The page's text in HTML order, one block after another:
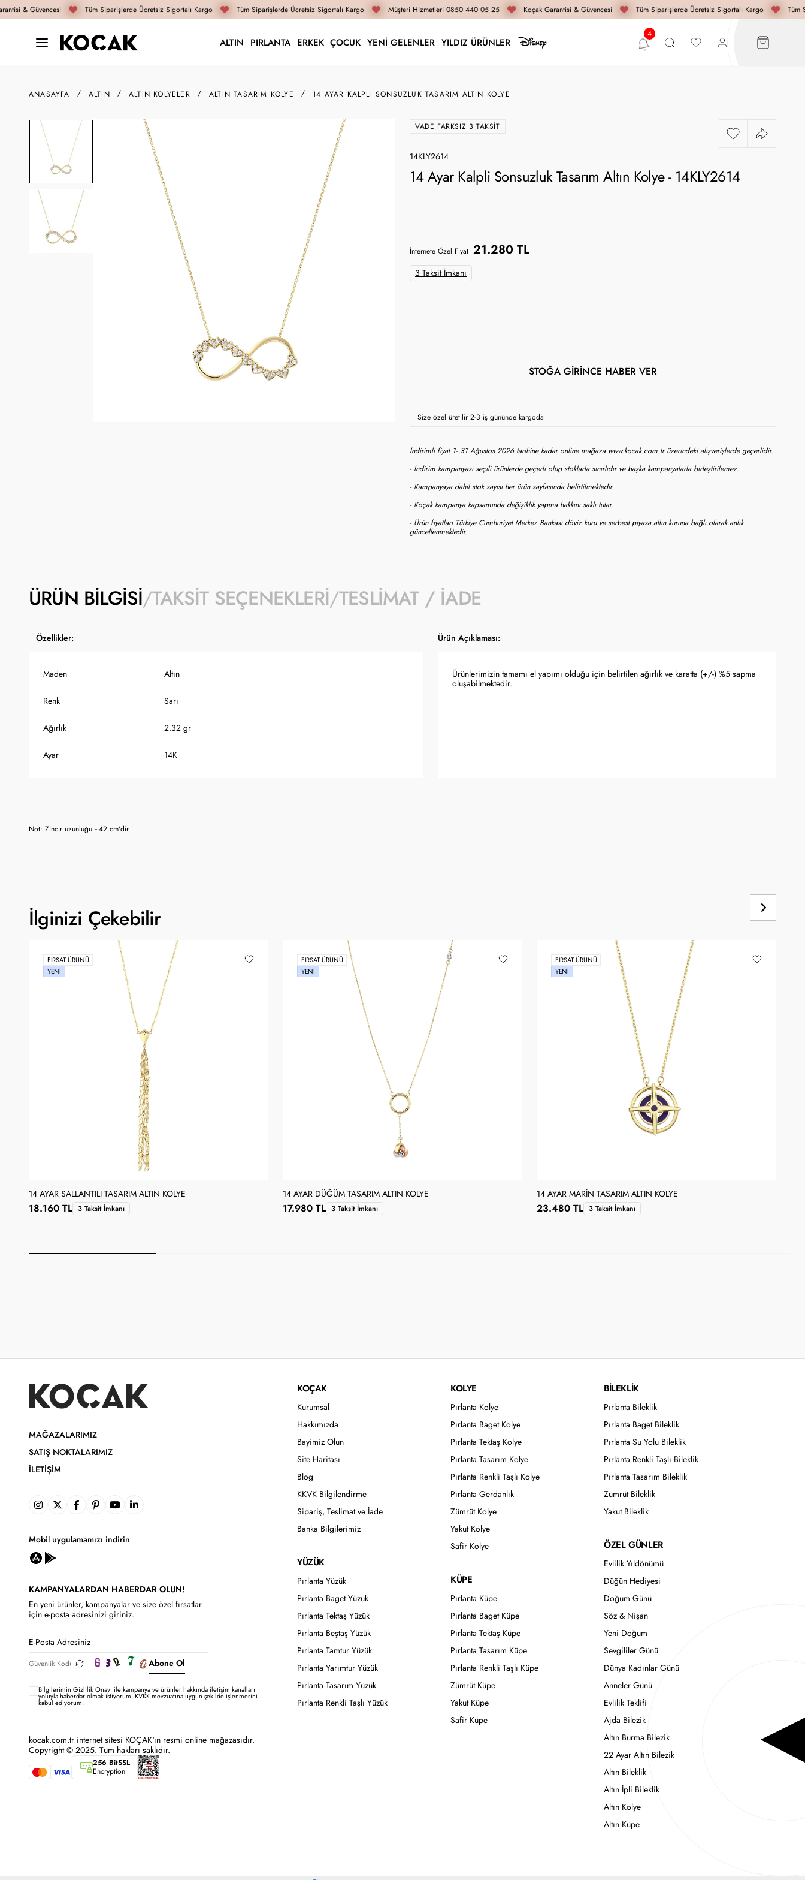
& Güvencesi Tüm Siparişlerde Ücretsiz Sigortalı Kargo Tüm Siparişlerde Ücretsiz Sigortalı Kargo Müşteri Hizmetleri 0850 440 05 25 Koçak Garantisi & Güvencesi Tüm Siparişlerde Ücretsiz Sigortalı Kargo Tüm
ALTIN PIRLANTA ERKEK ÇOCUK YENİ GELENLER YILDIZ ÜRÜNLER
ANASAYFA ALTIN ALTIN KOLYELER ALTIN TASARIM KOLYE 14 AYAR KALPLI SONSUZLUK TASARIM ALTIN KOLYE
VADE FARKSIZ 3 TAKSIT
14KLY2614
14 Ayar Kalpli Sonsuzluk Tasarım Altın Kolye - 14KLY2614
İnternete Özel Fiyat 21.280 TL
3 Taksit İmkanı
STOĞA GIRINCE HABER VER
Size özel üretilir 2-3 iş gününde kargoda
İndirimli fiyat 1- 31 Ağustos 2026 tarihine kadar online mağaza www.kocak.com.tr üzerindeki alışverişlerde geçerlidir.
- İndirim kampanyası seçili ürünlerde geçerli olup stoklarla sınırlıdır ve başka kampanyalarla birleştirilemez.
- Kampanyaya dahil stok sayısı her ürün sayfasında belirtilmektedir.
- Koçak kampanya kapsamında değişiklik yapma hakkını saklı tutar.
- Ürün fiyatları Türkiye Cumhuriyet Merkez Bankası döviz kuru ve serbest piyasa altın kuruna bağlı olarak anlık
güncellenmektedir.
ÜRÜN BILGISI TAKSIT SEÇENEKLERI TESLIMAT / İADE
Özellikler: Ürün Açıklaması:
Maden Altın
Renk Sarı
Ağırlık 2.32 gr
Ayar 14K
Ürünlerimizin tamamı el yapımı olduğu için belirtilen ağırlık ve karatta (+/-) %5 sapma
oluşabilmektedir.
Not: Zincir uzunluğu ~42 cm'dir.
İlginizi Çekebilir
FIRSAT ÜRÜNÜ
YENI
14 AYAR SALLANTILI TASARIM ALTIN KOLYE
18.160 TL 3 Taksit İmkanı
FIRSAT ÜRÜNÜ
YENI
14 AYAR DÜĞÜM TASARIM ALTIN KOLYE
17.980 TL 3 Taksit İmkanı
FIRSAT ÜRÜNÜ
YENI
14 AYAR MARIN TASARIM ALTIN KOLYE
23.480 TL 3 Taksit İmkanı
MAĞAZALARIMIZ
SATIŞ NOKTALARIMIZ
İLETIŞIM
Mobil uygulamamızı indirin
KAMPANYALARDAN HABERDAR OLUN!
En yeni ürünler, kampanyalar ve size özel fırsatlar
için e-posta adresinizi giriniz.
Abone Ol
Bilgilerimin Gizlilik Onayı ile kampanya ve ürünler hakkında iletişim kanalları
yoluyla haberdar olmak istiyorum.KVKK mevzuatına uygun şekilde işlenmesini
kabul ediyorum.
kocak.com.tr internet sitesi KOÇAK'ın resmi online mağazasıdır.
Copyright © 2025. Tüm hakları saklıdır.
256 BitSSL
Encryption
KOÇAK
Kurumsal
Hakkımızda
Bayimiz Olun
Site Haritası
Blog
KKVK Bilgilendirme
Sipariş, Teslimat ve İade
Banka Bilgilerimiz
YÜZÜK
Pırlanta Yüzük
Pırlanta Baget Yüzük
Pırlanta Tektaş Yüzük
Pırlanta Beştaş Yüzük
Pırlanta Tamtur Yüzük
Pırlanta Yarımtur Yüzük
Pırlanta Tasarım Yüzük
Pırlanta Renkli Taşlı Yüzük
KOLYE
Pırlanta Kolye
Pırlanta Baget Kolye
Pırlanta Tektaş Kolye
Pırlanta Tasarım Kolye
Pırlanta Renkli Taşlı Kolye
Pırlanta Gerdanlık
Zümrüt Kolye
Yakut Kolye
Safir Kolye
KÜPE
Pırlanta Küpe
Pırlanta Baget Küpe
Pırlanta Tektaş Küpe
Pırlanta Tasarım Küpe
Pırlanta Renkli Taşlı Küpe
Zümrüt Küpe
Yakut Küpe
Safir Küpe
BİLEKLİK
Pırlanta Bileklik
Pırlanta Baget Bileklik
Pırlanta Su Yolu Bileklik
Pırlanta Renkli Taşlı Bileklik
Pırlanta Tasarım Bileklik
Zümrüt Bileklik
Yakut Bileklik
ÖZEL GÜNLER
Evlilik Yıldönümü
Düğün Hediyesi
Doğum Günü
Söz & Nişan
Yeni Doğum
Sevgililer Günü
Dünya Kadınlar Günü
Anneler Günü
Evlilik Teklifi
Ajda Bilezik
Altın Burma Bilezik
22 Ayar Altın Bilezik
Altın Bileklik
Altın İpli Bileklik
Altın Kolye
Altın Küpe